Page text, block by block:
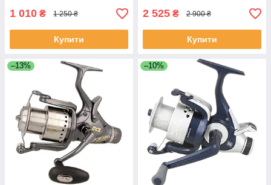
1 010 ₴ 1 250 ₴
Купити
2 525 ₴ 2 900 ₴
Купити
–13% –10%